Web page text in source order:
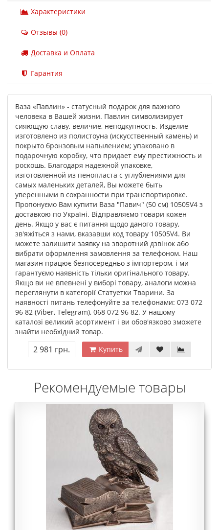
Характеристики
Отзывы (0)
Доставка и Оплата
Гарантия
Ваза «Павлин» - статусный подарок для важного
человека в Вашей жизни. Павлин символизирует
сияющую славу, величие, неподкупность. Изделие
изготовлено из полистоуна (искусственный камень) и
покрыто бронзовым напылением; упаковано в
подарочную коробку, что придает ему престижность и
роскошь. Благодаря надежной упаковке,
изготовленной из пенопласта с углублениями для
самых маленьких деталей, Вы можете быть
уверенными в сохранности при транспортировке.
Пропонуємо Вам купити Ваза "Павич" (50 см) 10505V4 з
доставкою по Україні. Відправляємо товари кожен
день. Якщо у вас є питання щодо даного товару,
зв'яжіться з нами, вказавши код товару 10505V4. Ви
можете залишити заявку на зворотний дзвінок або
вибрати оформлення замовлення за телефоном. Наш
магазин працює безпосередньо з імпортером, і ми
гарантуємо наявність тільки оригінального товару.
Якщо ви не впевнені у виборі товару, аналоги можна
переглянути в категорії Статуетки Тварини. За
наявності питань телефонуйте за телефонами: 073 072
96 82 (Viber, Telegram), 068 072 96 82. У нашому
каталозі великий асортимент і ви обов'язково зможете
знайти необхідний товар.
2 981 грн. Купить
Рекомендуемые товары